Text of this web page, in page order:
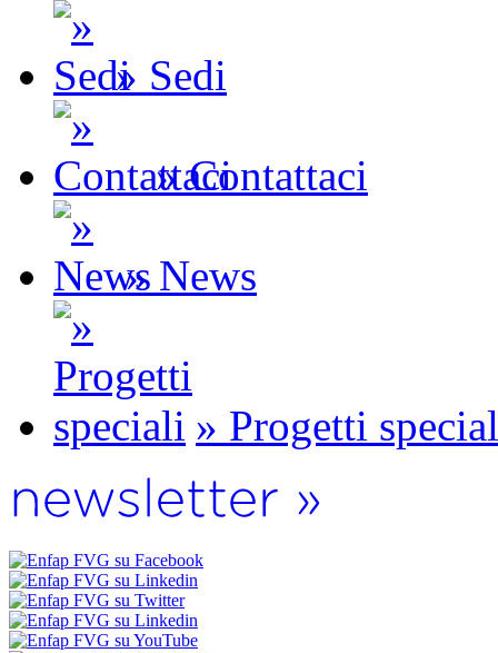
» Sedi
» Contattaci
» News
» Progetti